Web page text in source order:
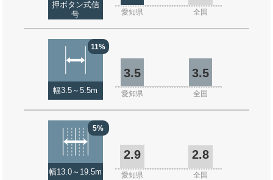
押ボタン式信
号
愛知県 全国
11%
幅3.5～5.5m
3.5 3.5
愛知県 全国
5%
幅13.0～19.5m
2.9 2.8
愛知県 全国